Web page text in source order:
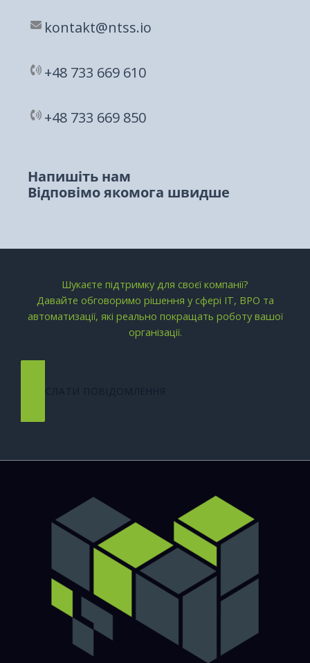
kontakt@ntss.io
+48 733 669 610​
+48 733 669 850​
Напишіть нам
Відповімо якомога швидше
Шукаєте підтримку для своєї компанії?
Давайте обговоримо рішення у сфері ІТ, BPO та
автоматизації, які реально покращать роботу вашої
організації.